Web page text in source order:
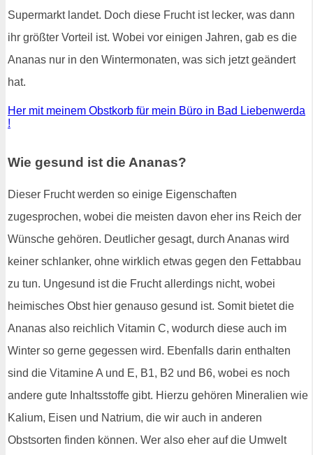
Supermarkt landet. Doch diese Frucht ist lecker, was dann
ihr größter Vorteil ist. Wobei vor einigen Jahren, gab es die
Ananas nur in den Wintermonaten, was sich jetzt geändert
hat.
Her mit meinem Obstkorb für mein Büro in Bad Liebenwerda
!
Wie gesund ist die Ananas?
Dieser Frucht werden so einige Eigenschaften
zugesprochen, wobei die meisten davon eher ins Reich der
Wünsche gehören. Deutlicher gesagt, durch Ananas wird
keiner schlanker, ohne wirklich etwas gegen den Fettabbau
zu tun. Ungesund ist die Frucht allerdings nicht, wobei
heimisches Obst hier genauso gesund ist. Somit bietet die
Ananas also reichlich Vitamin C, wodurch diese auch im
Winter so gerne gegessen wird. Ebenfalls darin enthalten
sind die Vitamine A und E, B1, B2 und B6, wobei es noch
andere gute Inhaltsstoffe gibt. Hierzu gehören Mineralien wie
Kalium, Eisen und Natrium, die wir auch in anderen
Obstsorten finden können. Wer also eher auf die Umwelt